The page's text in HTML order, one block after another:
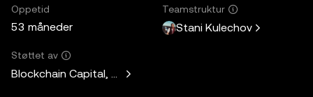
Oppetid
53 måneder
Teamstruktur
Stani Kulechov
Støttet av
Blockchain Capital, Standard Crypto, Blockchain.com